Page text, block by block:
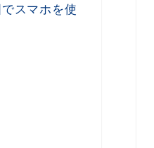
スマホを使